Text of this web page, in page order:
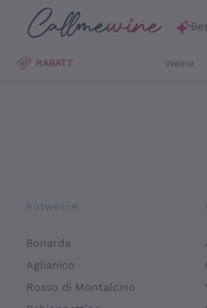
Zum Hauptinhalt springen
RABATT Weine
Rotweine
Bonarda
Aglianico
Rosso di Montalcino